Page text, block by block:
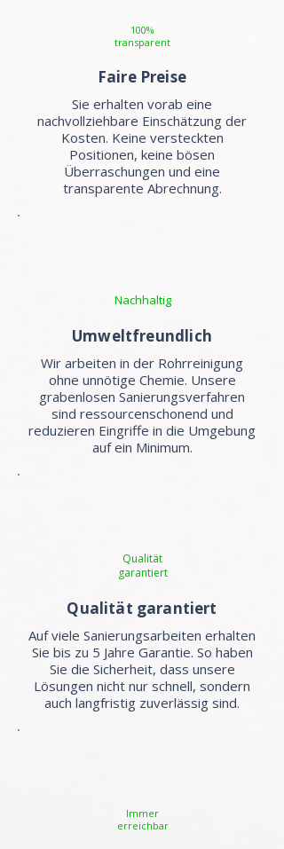
100%
transparent
Faire Preise
Sie erhalten vorab eine
nachvollziehbare Einschätzung der
Kosten. Keine versteckten
Positionen, keine bösen
Überraschungen und eine
transparente Abrechnung.
Nachhaltig
Umweltfreundlich
Wir arbeiten in der Rohrreinigung
ohne unnötige Chemie. Unsere
grabenlosen Sanierungsverfahren
sind ressourcenschonend und
reduzieren Eingriffe in die Umgebung
auf ein Minimum.
Qualität
garantiert
Qualität garantiert
Auf viele Sanierungsarbeiten erhalten
Sie bis zu 5 Jahre Garantie. So haben
Sie die Sicherheit, dass unsere
Lösungen nicht nur schnell, sondern
auch langfristig zuverlässig sind.
Immer
erreichbar